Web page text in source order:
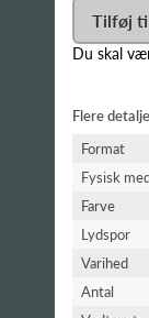
Tilføj
Du skal
Flere
Format
Fysisk
Farve
Lydspor
Varihed
Antal